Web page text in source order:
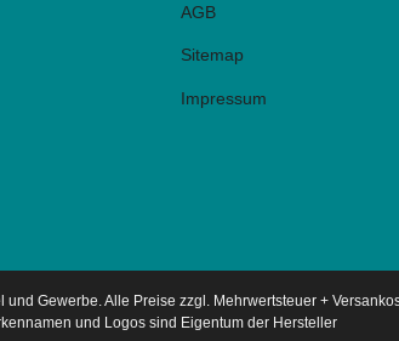
AGB
Sitemap
Impressum
Gewerbe. Alle Preise zzgl. Mehrwertsteuer +
und Logos sind Eigentum der Hersteller